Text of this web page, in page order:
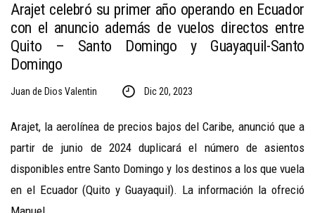
Arajet celebró su primer año operando en Ecuador
con el anuncio además de vuelos directos entre
Quito – Santo Domingo y Guayaquil-Santo
Domingo
Juan de Dios Valentin Dic 20, 2023
Arajet, la aerolínea de precios bajos del Caribe, anunció que a
partir de junio de 2024 duplicará el número de asientos
disponibles entre Santo Domingo y los destinos a los que vuela
en el Ecuador (Quito y Guayaquil). La información la ofreció